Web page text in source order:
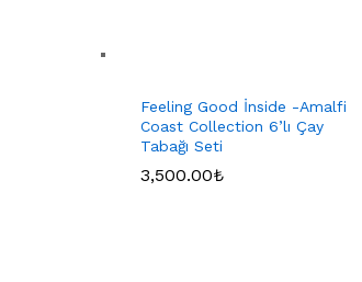
Feeling Good İnside -Amalfi
Coast Collection 6’lı Çay
Tabağı Seti
3,500.00₺